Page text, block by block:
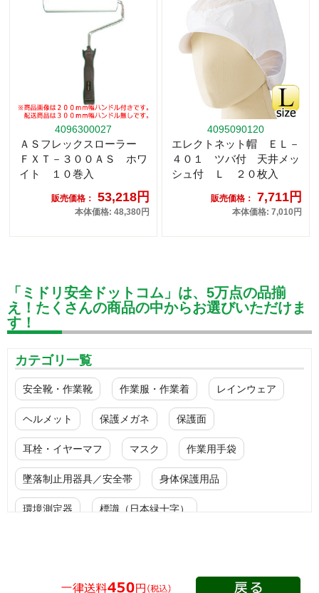
4096300027
ＡＳフレックスローラー
ＦＸＴ－３００ＡＳ ホワ
イト １０巻入
販売価格： 53,218円
本体価格: 48,380円
4095090120
エレクトネット帽 ＥＬ－
４０１ ツバ付 天井メッ
シュ付 Ｌ ２０枚入
販売価格： 7,711円
本体価格: 7,010円
「ミドリ安全ドットコム」は、5万点の品揃
え！たくさんの商品の中からお選びいただけま
す！
カテゴリ一覧
安全靴・作業靴 作業服・作業着 レインウェア
ヘルメット 保護メガネ 保護面
耳栓・イヤーマフ マスク 作業用手袋
墜落制止用器具／安全帯 身体保護用品
環境測定器 標識（日本緑十字）